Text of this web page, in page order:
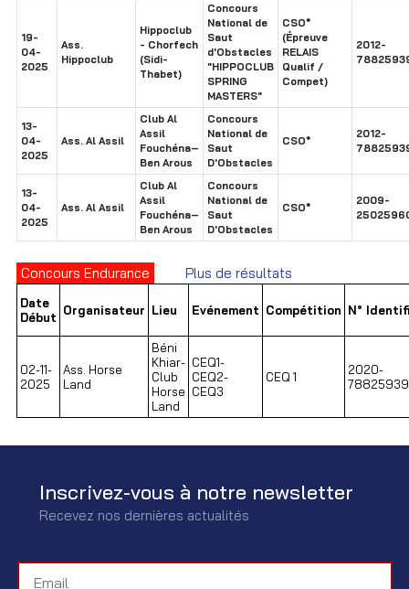
19-
04-
2025
Ass.
Hippoclub
Hippoclub
- Chorfech
(Sidi-
Thabet)
Concours
National de
Saut
d'Obstacles
"HIPPOCLUB
SPRING
MASTERS"
CSO*
(Épreuve
RELAIS
Qualif /
Compet)
2012-
13-
04-
2025
Ass. Al Assil
Club Al
Assil
Fouchéna–
Ben Arous
Concours
National de
Saut
D'Obstacles
CSO*
2012-
13-
04-
2025
Ass. Al Assil
Club Al
Assil
Fouchéna–
Ben Arous
Concours
National de
Saut
D'Obstacles
CSO*
2009-
Concours Endurance Plus de résultats
Date
Début Organisateur Lieu Evénement Compétition N°
02-11-
2025
Ass. Horse
Land
Béni
Khiar-
Club
Horse
Land
CEQ1-
CEQ2-
CEQ3
CEQ 1
2020-
Inscrivez-vous à notre newsletter
Recevez nos dernières actualités